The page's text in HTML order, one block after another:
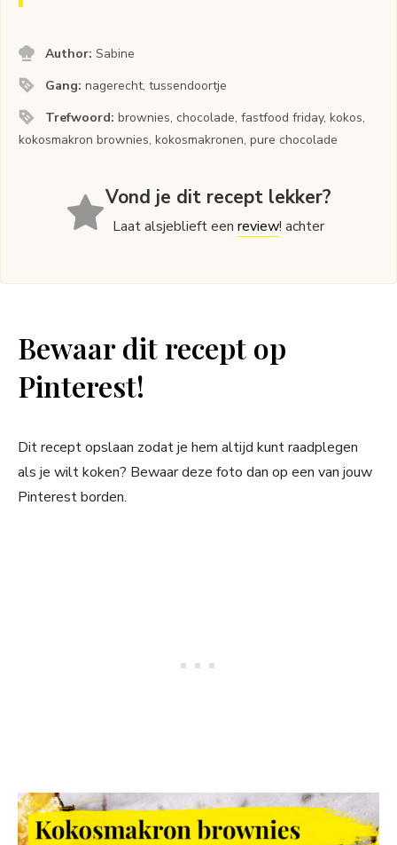
Author:Sabine
Gang:nagerecht, tussendoortje
Trefwoord:brownies, chocolade, fastfood friday, kokos,
kokosmakron brownies, kokosmakronen, pure chocolade
Vond je dit recept lekker?
Laat alsjeblieft eenreview! achter
Bewaar dit recept op
Pinterest!
Dit recept opslaan zodat je hem altijd kunt raadplegen
als je wilt koken? Bewaar deze foto dan op een van jouw
Pinterest borden.